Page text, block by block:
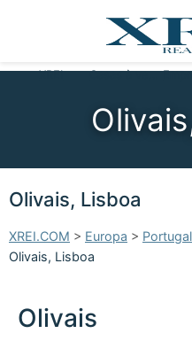
XREI Casas à venda
Olivais, Lisboa
XREI.COM > Europa > Portugal
Olivais, Lisboa
Olivais